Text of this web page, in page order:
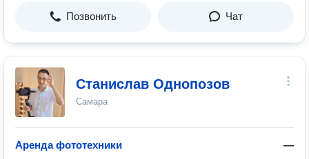
Позвонить Чат
Станислав Однопозов
Самара
Аренда фототехники —